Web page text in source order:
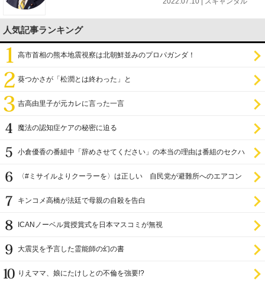
人気記事ランキング
高市首相の熊本地震視察は北朝鮮並みのプロパガンダ！
葵つかさが「松潤とは終わった」と
吉高由里子が元カレに言った一言
魔法の認知症ケアの秘密に迫る
小倉優香の番組中「辞めさせてください」の本当の理由は番組のセクハ
〈#ミサイルよりクーラーを〉は正しい 自民党が避難所へのエアコン
キンコメ高橋が法廷で母親の自殺を告白
ICANノーベル賞授賞式を日本マスコミが無視
大震災を予言した霊能師の幻の書
りえママ、娘にたけしとの不倫を強要!?